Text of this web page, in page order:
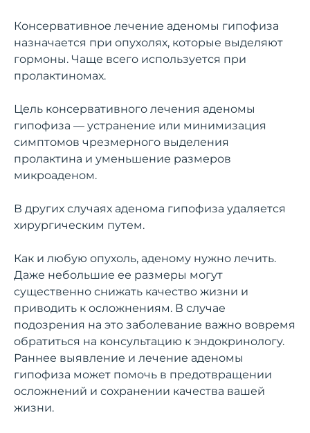
Консервативное лечение аденомы гипофиза
назначается при опухолях, которые выделяют
гормоны. Чаще всего используется при
пролактиномах.
Цель консервативного лечения аденомы
гипофиза — устранение или минимизация
симптомов чрезмерного выделения
пролактина и уменьшение размеров
микроаденом.
В других случаях аденома гипофиза удаляется
хирургическим путем.
Как и любую опухоль, аденому нужно лечить.
Даже небольшие ее размеры могут
существенно снижать качество жизни и
приводить к осложнениям. В случае
подозрения на это заболевание важно вовремя
обратиться на консультацию к эндокринологу.
Раннее выявление и лечение аденомы
гипофиза может помочь в предотвращении
осложнений и сохранении качества вашей
жизни.